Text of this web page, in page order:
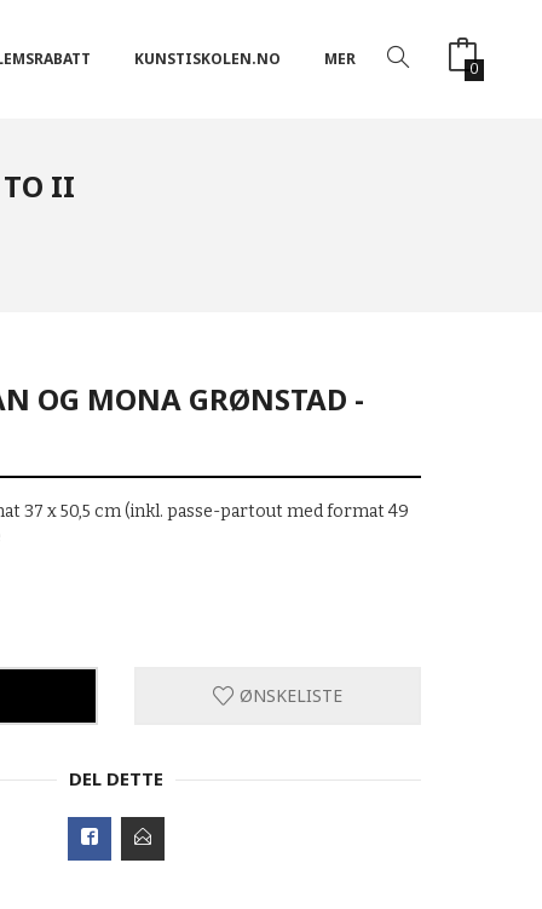
KUNSTISKOLEN.NO MER 0
TO II
OG MONA GRØNSTAD -
37 x 50,5 cm (inkl. passe-partout med format 49
ØNSKELISTE
DEL DETTE